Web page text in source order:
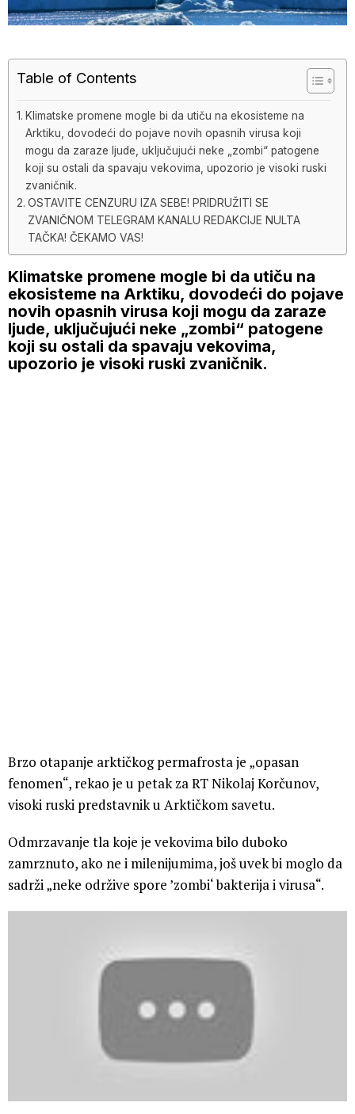
Table of Contents
Klimatske promene mogle bi da utiču na ekosisteme na
Arktiku, dovodeći do pojave novih opasnih virusa koji
mogu da zaraze ljude, uključujući neke „zombi“ patogene
koji su ostali da spavaju vekovima, upozorio je visoki ruski
zvaničnik.
OSTAVITE CENZURU IZA SEBE! PRIDRUŽITI SE
ZVANIČNOM TELEGRAM KANALU REDAKCIJE NULTA
TAČKA! ČEKAMO VAS!
Klimatske promene mogle bi da utiču na
ekosisteme na Arktiku, dovodeći do pojave
novih opasnih virusa koji mogu da zaraze
ljude, uključujući neke „zombi“ patogene
koji su ostali da spavaju vekovima,
upozorio je visoki ruski zvaničnik.
Brzo otapanje arktičkog permafrosta je „opasan
fenomen“, rekao je u petak za RT Nikolaj Korčunov,
visoki ruski predstavnik u Arktičkom savetu.
Odmrzavanje tla koje je vekovima bilo duboko
zamrznuto, ako ne i milenijumima, još uvek bi moglo da
sadrži „neke održive spore ’zombi‘ bakterija i virusa“.